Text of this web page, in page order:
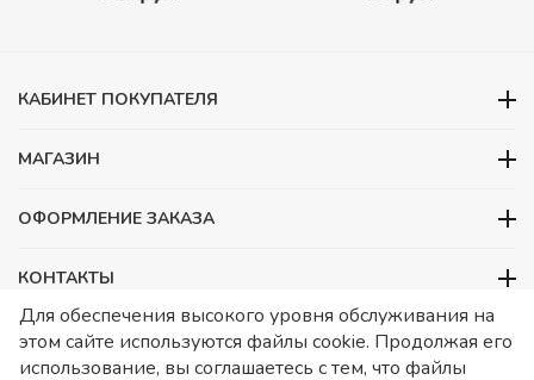
КАБИНЕТ ПОКУПАТЕЛЯ
МАГАЗИН
ОФОРМЛЕНИЕ ЗАКАЗА
КОНТАКТЫ
ООО «Детский сад», ОГРН 1157746480088
ИНН 7728252648 КПП 772601001 Юридический адрес – Москва,
Для обеспечения высокого уровня обслуживания на
этом сайте используются файлы cookie. Продолжая его
использование, вы соглашаетесь с тем, что файлы